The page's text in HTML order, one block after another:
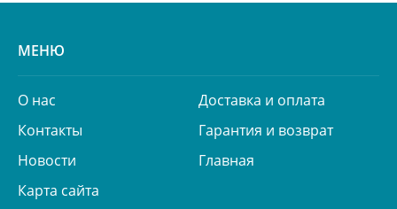
МЕНЮ
О нас
Доставка и оплата
Контакты
Гарантия и возврат
Новости
Главная
Карта сайта